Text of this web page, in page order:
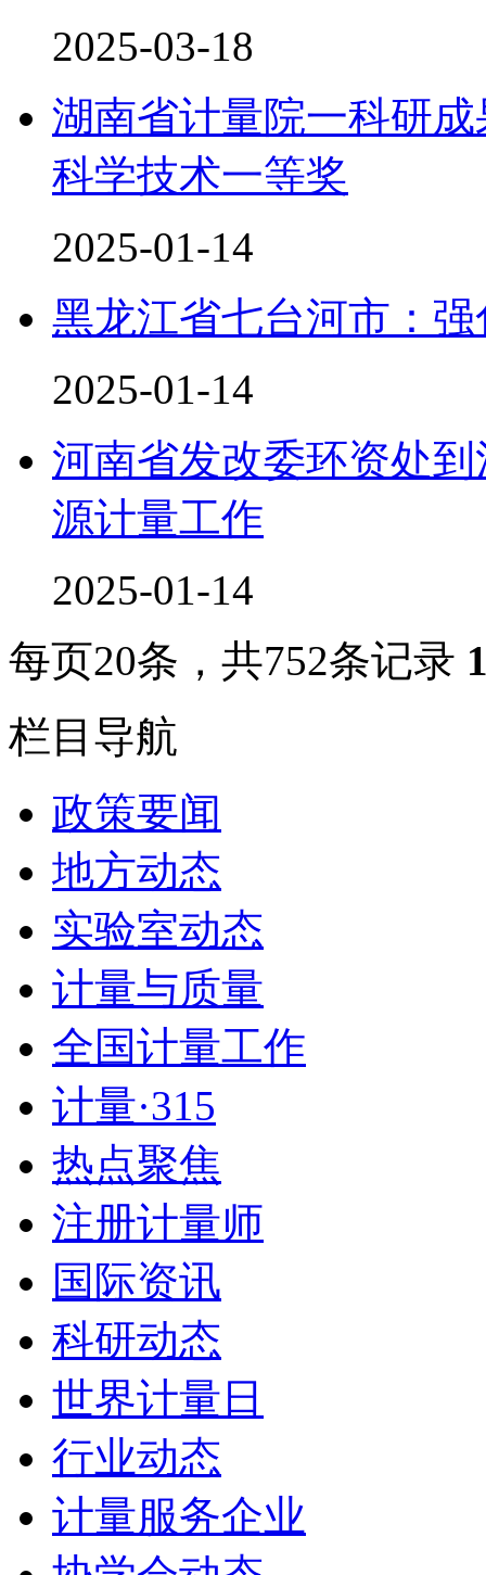
2025-03-18
湖南省计量院一科研
科学技术一等奖
2025-01-14
黑龙江省七台河市：
2025-01-14
河南省发改委环资处
源计量工作
2025-01-14
每页20条，共752条记录
栏目导航
政策要闻
地方动态
实验室动态
计量与质量
全国计量工作
计量·315
热点聚焦
注册计量师
国际资讯
科研动态
世界计量日
行业动态
计量服务企业